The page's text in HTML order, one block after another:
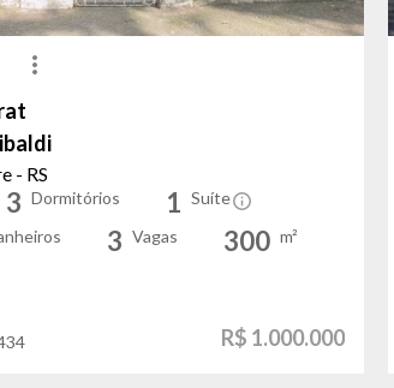
- RS
3 Dormitórios 1 Suíte
3 Vagas 300 m²
R$ 1.000.000